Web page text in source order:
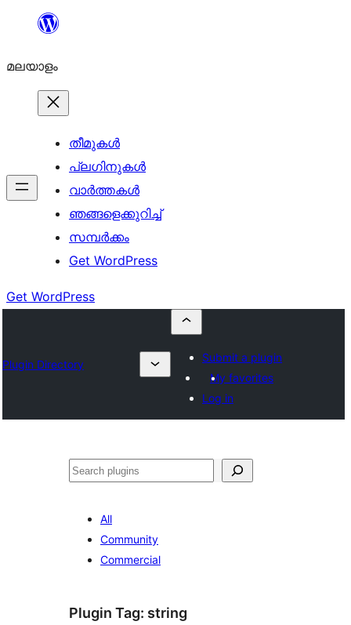
ഉള്ളടക്കത്തിലേക്ക്
മലയാളം
തീമുകൾ
പ്ലഗിനുകൾ
വാര്‍ത്തകള്‍
ഞങ്ങളെക്കുറിച്ച്
സമ്പര്‍ക്കം
Get WordPress
Get WordPress
Plugin Directory
Submit a plugin
My favorites
Log in
തിരയുക
All
Community
Commercial
Plugin Tag: string